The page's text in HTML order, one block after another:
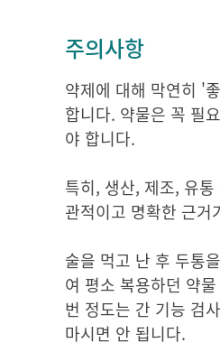
주의사항
약제에 대해 막연히 '
합니다. 약물은 꼭 필
야 합니다.
특히, 생산, 제조, 유
관적이고 명확한 근거
술을 먹고 난 후 두통
여 평소 복용하던 약
번 정도는 간 기능 검
마시면 안 됩니다.